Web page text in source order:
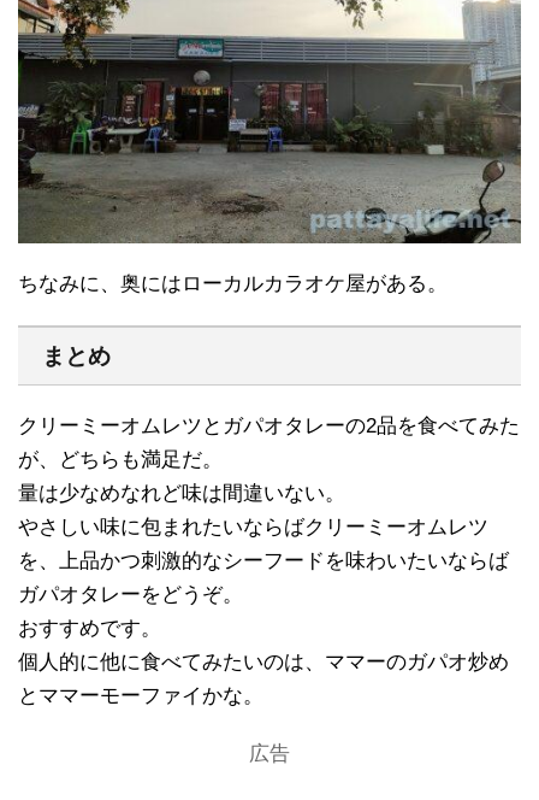
ちなみに、奥にはローカルカラオケ屋がある。
まとめ
クリーミーオムレツとガパオタレーの2品を食べてみた
が、どちらも満足だ。
量は少なめなれど味は間違いない。
やさしい味に包まれたいならばクリーミーオムレツ
を、上品かつ刺激的なシーフードを味わいたいならば
ガパオタレーをどうぞ。
おすすめです。
個人的に他に食べてみたいのは、ママーのガパオ炒め
とママーモーファイかな。
広告